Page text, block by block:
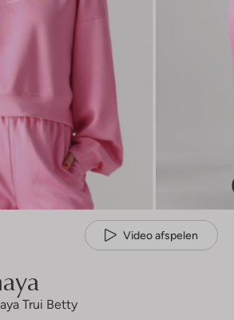
Video afspelen
Trui Betty